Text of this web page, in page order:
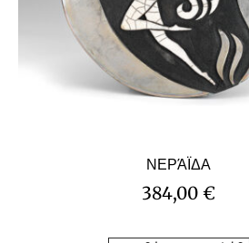
ΝΕΡΆΪΔΑ
384,00€